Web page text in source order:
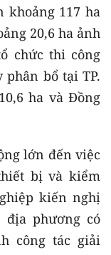
khoảng 117 ha
20,6 ha ảnh
chức thi công
bổ tại TP.
ha và Đồng
lớn đến việc
bị và kiểm
kiến nghị
địa phương có
công tác giải